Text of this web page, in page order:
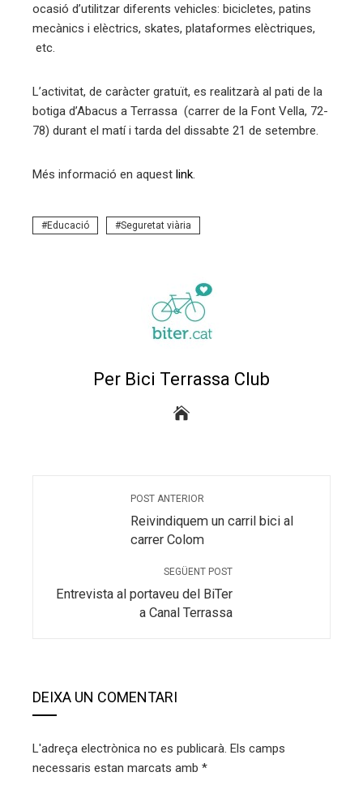
ocasió d’utilitzar diferents vehicles: bicicletes, patins
mecànics i elèctrics, skates, plataformes elèctriques,
etc.
L’activitat, de caràcter gratuït, es realitzarà al pati de la
botiga d’Abacus a Terrassa (carrer de la Font Vella, 72-
78) durant el matí i tarda del dissabte 21 de setembre.
Més informació en aquest link.
Educació Seguretat viària
Per Bici Terrassa Club
POST ANTERIOR
Reivindiquem un carril bici al
carrer Colom
SEGÜENT POST
Entrevista al portaveu del BiTer
a Canal Terrassa
DEIXA UN COMENTARI
L'adreça electrònica no es publicarà. Els camps
necessaris estan marcats amb *